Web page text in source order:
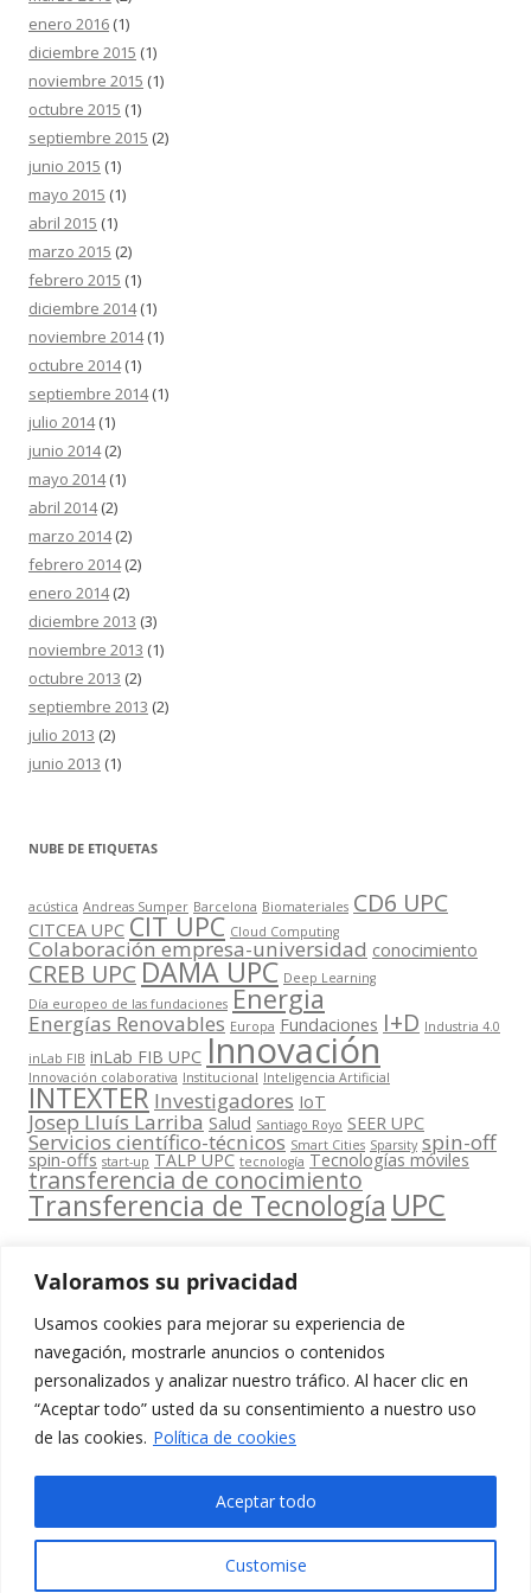
Valoramos su privacidad
Usamos cookies para mejorar su experiencia de
navegación, mostrarle anuncios o contenidos
personalizados y analizar nuestro tráfico. Al hacer clic en
“Aceptar todo” usted da su consentimiento a nuestro uso
de las cookies. Política de cookies
Customise
Aceptar todo
enero 2016 (1)
diciembre 2015 (1)
noviembre 2015 (1)
octubre 2015 (1)
septiembre 2015 (2)
junio 2015 (1)
mayo 2015 (1)
abril 2015 (1)
marzo 2015 (2)
febrero 2015 (1)
diciembre 2014(1)
noviembre 2014(1)
octubre 2014(1)
septiembre 2014(1)
julio 2014(1)
junio 2014(2)
mayo 2014(1)
abril 2014(2)
marzo 2014(2)
febrero 2014(2)
enero 2014(2)
diciembre 2013 (3)
noviembre 2013 (1)
octubre 2013 (2)
septiembre 2013 (2)
julio 2013 (2)
junio 2013 (1)
NUBE DE ETIQUETAS
acústica Andreas Sumper Barcelona Biomateriales CD6 UPC
CITCEA UPC CIT UPC Cloud Computing
Colaboración empresa-universidad conocimiento
CREB UPCDAMA UPC Deep Learning
Día europeo de las fundaciones Energia
Energías Renovables Europa Fundaciones I+D Industria 4.0
inLab FIB inLab FIB UPC Innovación
Innovación colaborativa Institucional Inteligencia Artificial
INTEXTER Investigadores IoT
Josep Lluís Larriba Salud Santiago Royo SEER UPC
Servicios científico-técnicos Smart Cities Sparsity spin-off
spin-offs start-up TALP UPC tecnología Tecnologías móviles
transferencia de conocimiento
Transferencia de Tecnología UPC
Contacta
amb
nosaltres
Edifici
Girona 1-3
www.cit.upc.edu
+34 93 405 44
03
Segueix-nos